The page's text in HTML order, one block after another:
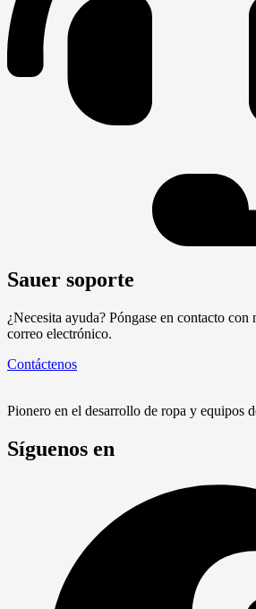
Sauer soporte
¿Necesita ayuda? Póngase en contacto
correo electrónico.
Contáctenos
Pionero en el desarrollo de ropa y equipos
Síguenos en